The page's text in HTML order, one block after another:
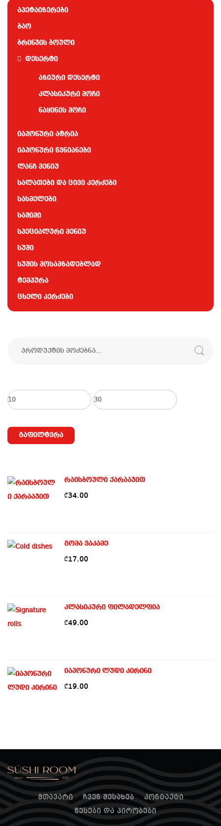
აპეტაიზერები
ბაო
ბრინჯის ბოული
დესერტი
აზიური დესერტი
კლასიკური მოჩი
ნაყინის მოჩი
იაპონური ატრია
იაპონური წვნიანები
ლანჩ მენიუ
სალათები და ცივი კერძები
სასმელები
საშიმი
სპეციალური მენიუ
სუში
სუშის მოსამზადებლად
ტემპურა
ცხელი კერძები
მინიმალური მაქსიმალური
გაფილტვრა
რაისბოული ქარააჯით
₾34.00
გომა ვაკამე
₾17.00
კლასიკური ფილადელფია
₾49.00
იაპონური ლუდი კირინი
₾19.00
მთავარი ჩვენ შესახებ
კონტაქტი
წესები და პირობები